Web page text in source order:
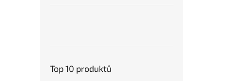
Top 10 produktů